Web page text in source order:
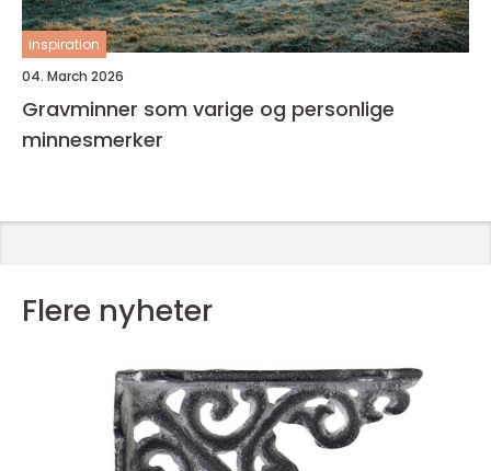
inspiration
04. March 2026
Gravminner som varige og personlige
minnesmerker
Flere nyheter